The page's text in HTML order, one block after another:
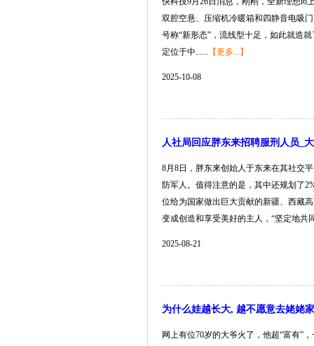
双腔空悬、压缩机冷暖箱和四静音电吸
号称“新形态”，流线型十足，如此就造
定位于中...... 【更多...】
2025-10-08
人社局回应胖东来招聘服刑人员_
8月8日，胖东来创始人于东来在其社交
防军人。值得注意的是，其中还规划了
位给为国家做出巨大贡献的新疆、西藏
变成创造和享受美好的主人，“坚定地共
2025-08-21
为什么娃越长大, 越不愿意去姥姥
网上有位70岁的大爷火了，他超“富有”